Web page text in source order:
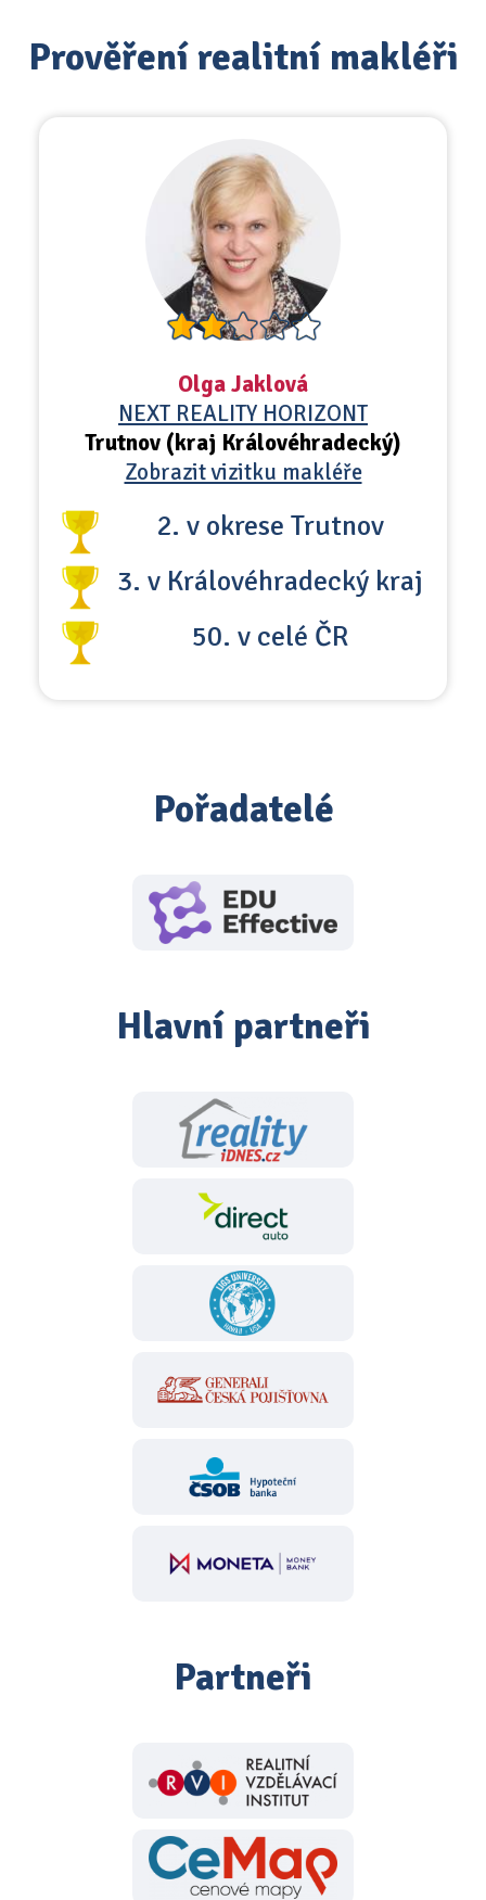
Prověření realitní makléři
Olga Jaklová
NEXT REALITY HORIZONT
Trutnov (kraj Královéhradecký)
Zobrazit vizitku makléře
2. v okrese Trutnov
3. v Královéhradecký kraj
50. v celé ČR
Pořadatelé
Hlavní partneři
Partneři